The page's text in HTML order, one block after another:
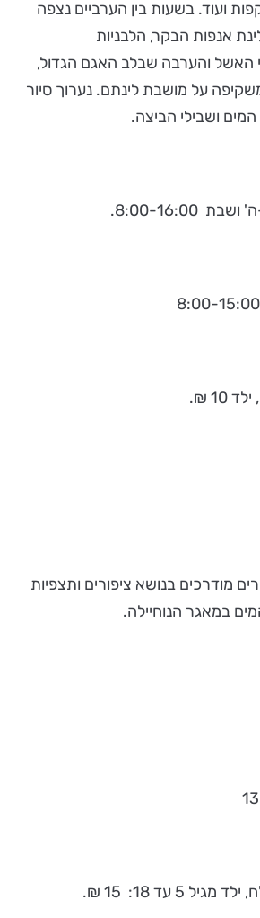
ועוד. בשעות בין הערביים נצפה
אנפות הבקר, הלבניות
האשל והערבה שבלב האגם הגדול,
על מושבת לינתם. נערוך סיור
ושבילי הביצה.
16:00.
מודרכים בנושא ציפורים ותצפיות
במאגר הנוחיילה.